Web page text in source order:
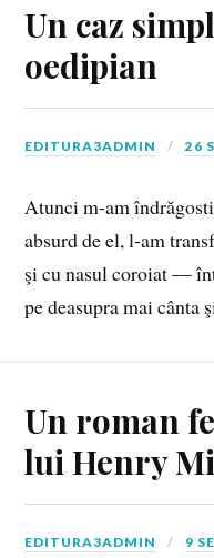
Un caz
oedipian
EDITURA3ADMIN 26
Atunci m‑am
absurd de el, l‑am
şi cu nasul coroiat —
pe deasupra mai cânta
Un roman
lui Henry
EDITURA3ADMIN 9